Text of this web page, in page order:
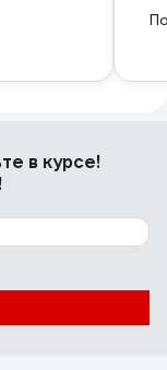
в курсе!